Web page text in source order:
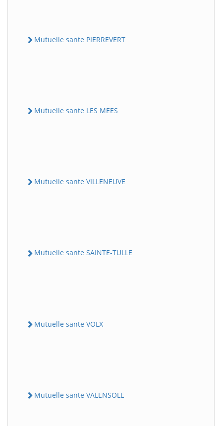
Mutuelle sante PIERREVERT
Mutuelle sante LES MEES
Mutuelle sante VILLENEUVE
Mutuelle sante SAINTE-TULLE
Mutuelle sante VOLX
Mutuelle sante VALENSOLE